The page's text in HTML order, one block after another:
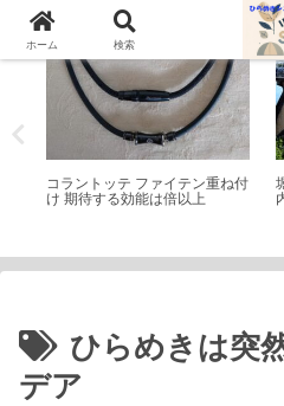
シニアライフ
コラントッテ ファイテン重ね付
け 期待する効能は倍以上
ひらめきは突
デア
ホーム 検索